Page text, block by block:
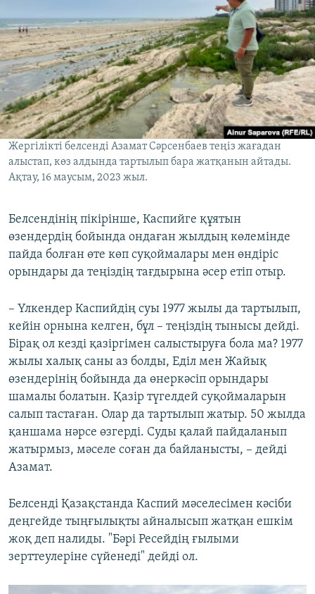
Жергілікті белсенді Азамат Сәрсенбаев теңіз жағадан
алыстап, көз алдында тартылып бара жатқанын айтады.
Ақтау, 16 маусым, 2023 жыл.
Белсендінің пікірінше, Каспийге құятын
өзендердің бойында ондаған жылдың көлемінде
пайда болған өте көп суқоймалары мен өндіріс
орындары да теңіздің тағдырына әсер етіп отыр.
– Үлкендер Каспийдің суы 1977 жылы да тартылып,
кейін орнына келген, бұл – теңіздің тынысы дейді.
Бірақ ол кезді қазіргімен салыстыруға бола ма? 1977
жылы халық саны аз болды, Еділ мен Жайық
өзендерінің бойында да өнеркәсіп орындары
шамалы болатын. Қазір түгелдей суқоймаларын
салып тастаған. Олар да тартылып жатыр. 50 жылда
қаншама нәрсе өзгерді. Суды қалай пайдаланып
жатырмыз, мәселе соған да байланысты, – дейді
Азамат.
Белсенді Қазақстанда Каспий мәселесімен кәсіби
деңгейде тыңғылықты айналысып жатқан ешкім
жоқ деп налиды. "Бәрі Ресейдің ғылыми
зерттеулеріне сүйенеді" дейді ол.